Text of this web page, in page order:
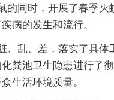
的同时，开展了春季灭
病的发生和流行。
、乱、差，落实了具体
粪池卫生隐患进行了
生活环境质量。